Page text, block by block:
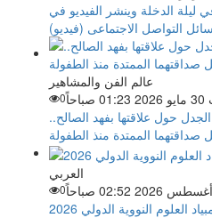
الدخلة وينشر الفيديو في
التواصل الاجتماعى (فيديو)
عالم الفن والمشاهير
0
حول علاقتها بفهد الصالح..
الممتدة منذ الطفولة
العربي
0
النووية الدولي 2026